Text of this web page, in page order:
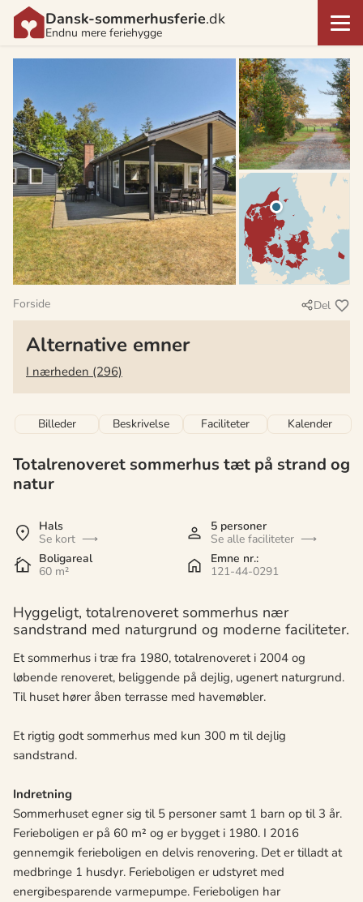
Dansk-sommerhusferie.dk
Endnu mere feriehygge
Forside Del
Alternative emner
I nærheden (296)
Billeder Beskrivelse Faciliteter Kalender
Totalrenoveret sommerhus tæt på strand og
natur
Hals
Se kort
5 personer
Se alle faciliteter
Boligareal
60 m²
Emne nr.:
121-44-0291
Hyggeligt, totalrenoveret sommerhus nær
sandstrand med naturgrund og moderne faciliteter.
Et sommerhus i træ fra 1980, totalrenoveret i 2004 og
løbende renoveret, beliggende på dejlig, ugenert naturgrund.
Til huset hører åben terrasse med havemøbler.
Et rigtig godt sommerhus med kun 300 m til dejlig
sandstrand.
Indretning
Sommerhuset egner sig til 5 personer samt 1 barn op til 3 år.
Ferieboligen er på 60 m² og er bygget i 1980. I 2016
gennemgik ferieboligen en delvis renovering. Det er tilladt at
medbringe 1 husdyr. Ferieboligen er udstyret med
energibesparende varmepumpe. Ferieboligen har